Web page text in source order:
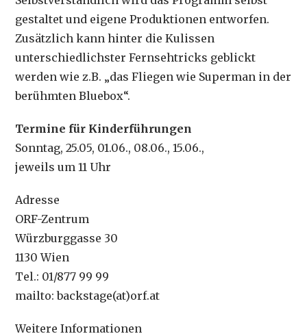
gestaltet und eigene Produktionen entworfen.
Zusätzlich kann hinter die Kulissen
unterschiedlichster Fernsehtricks geblickt
werden wie z.B. „das Fliegen wie Superman in der
berühmten Bluebox“.
Termine für Kinderführungen
Sonntag, 25.05, 01.06., 08.06., 15.06.,
jeweils um 11 Uhr
Adresse
ORF-Zentrum
Würzburggasse 30
1130 Wien
Tel.: 01/877 99 99
mailto: backstage(at)orf.at
Weitere Informationen